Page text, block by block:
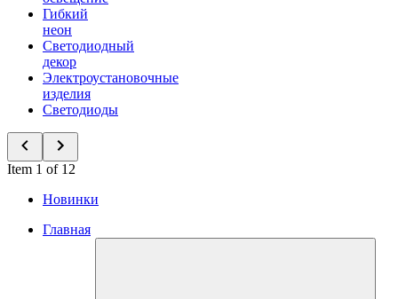
Гибкий
неон
Светодиодный
декор
Электроустановочные
изделия
Светодиоды
Item 1 of 12
Новинки
Главная